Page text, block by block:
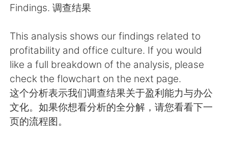
Русский ไทย
Indonesia Italiano
Türkçe Tiếng Việt
Português
Findings. 调查结果
This analysis shows our findings related to
profitability and office culture. If you would
like a full breakdown of the analysis, please
check the flowchart on the next page.
这个分析表示我们调查结果关于盈利能力与办公
文化。如果你想看分析的全分解，请您看看下一
页的流程图。